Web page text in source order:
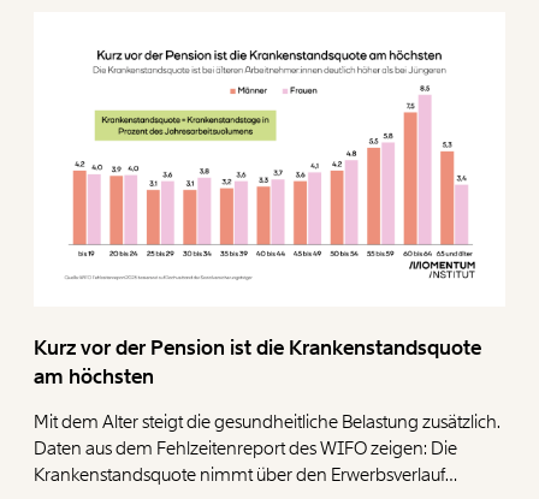
Kurz vor der Pension ist die Krankenstandsquote
am höchsten
Mit dem Alter steigt die gesundheitliche Belastung zusätzlich.
Daten aus dem Fehlzeitenreport des WIFO zeigen: Die
Krankenstandsquote nimmt über den Erwerbsverlauf